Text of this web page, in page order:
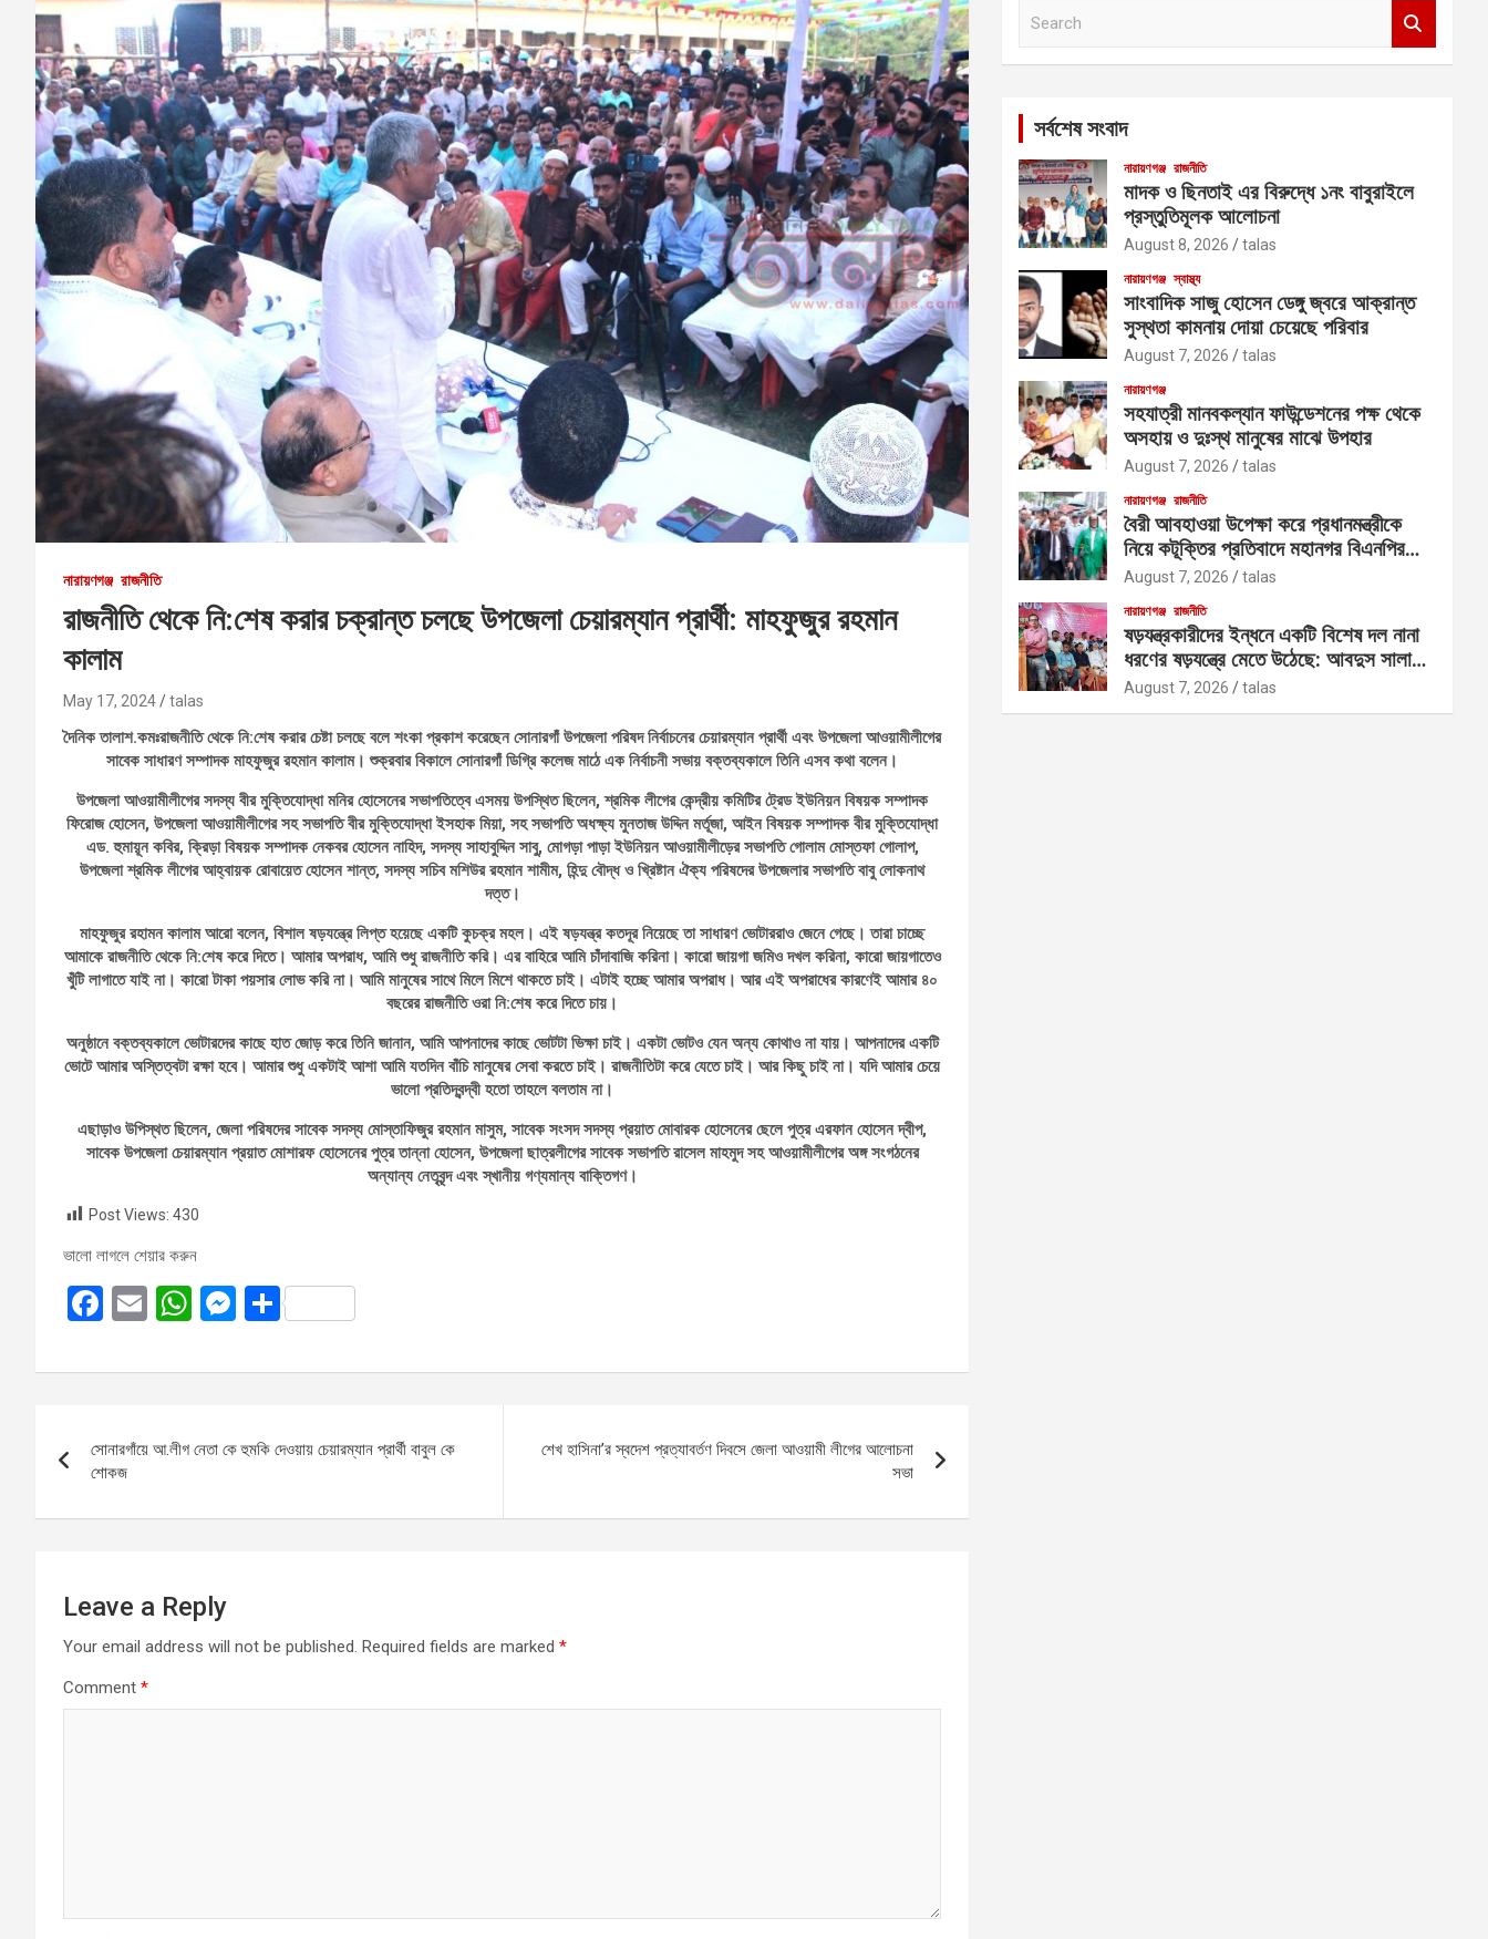
নারায়ণগঞ্জ রাজনীতি
রাজনীতি থেকে নি:শেষ করার চক্রান্ত চলছে উপজেলা চেয়ারম্যান প্রার্থী: মাহফুজুর রহমান
কালাম
May 17, 2024 talas
দৈনিক তালাশ.কমঃরাজনীতি থেকে নি:শেষ করার চেষ্টা চলছে বলে শংকা প্রকাশ করেছেন সোনারগাঁ উপজেলা পরিষদ নির্বাচনের চেয়ারম্যান প্রার্থী এবং উপজেলা আওয়ামীলীগের
সাবেক সাধারণ সম্পাদক মাহফুজুর রহমান কালাম। শুক্রবার বিকালে সোনারগাঁ ডিগ্রি কলেজ মাঠে এক নির্বাচনী সভায় বক্তব্যকালে তিনি এসব কথা বলেন।
উপজেলা আওয়ামীলীগের সদস্য বীর মুক্তিযোদ্ধা মনির হোসেনের সভাপতিত্বে এসময় উপস্থিত ছিলেন, শ্রমিক লীগের কেন্দ্রীয় কমিটির ট্রেড ইউনিয়ন বিষয়ক সম্পাদক
ফিরোজ হোসেন, উপজেলা আওয়ামীলীগের সহ সভাপতি বীর মুক্তিযোদ্ধা ইসহাক মিয়া, সহ সভাপতি অধক্ষ্য মুনতাজ উদ্দিন মর্তূজা, আইন বিষয়ক সম্পাদক বীর মুক্তিযোদ্ধা
এড. হুমায়ূন কবির, ক্রিড়া বিষয়ক সম্পাদক নেকবর হোসেন নাহিদ, সদস্য সাহাবুদ্দিন সাবু, মোগড়া পাড়া ইউনিয়ন আওয়ামীলীড়ের সভাপতি গোলাম মোস্তফা গোলাপ,
উপজেলা শ্রমিক লীগের আহ্বায়ক রোবায়েত হোসেন শান্ত, সদস্য সচিব মশিউর রহমান শামীম, হিন্দু বৌদ্ধ ও খ্রিষ্টান ঐক্য পরিষদের উপজেলার সভাপতি বাবু লোকনাথ
দত্ত।
মাহফুজুর রহামন কালাম আরো বলেন, বিশাল ষড়যন্ত্রে লিপ্ত হয়েছে একটি কুচক্র মহল। এই ষড়যন্ত্র কতদূর নিয়েছে তা সাধারণ ভোটাররাও জেনে গেছে। তারা চাচ্ছে
আমাকে রাজনীতি থেকে নি:শেষ করে দিতে। আমার অপরাধ, আমি শুধু রাজনীতি করি। এর বাহিরে আমি চাঁদাবাজি করিনা। কারো জায়গা জমিও দখল করিনা, কারো জায়গাতেও
খুঁটি লাগাতে যাই না। কারো টাকা পয়সার লোভ করি না। আমি মানুষের সাথে মিলে মিশে থাকতে চাই। এটাই হচ্ছে আমার অপরাধ। আর এই অপরাধের কারণেই আমার ৪০
বছরের রাজনীতি ওরা নি:শেষ করে দিতে চায়।
অনুষ্ঠানে বক্তব্যকালে ভোটারদের কাছে হাত জোড় করে তিনি জানান, আমি আপনাদের কাছে ভোটটা ভিক্ষা চাই। একটা ভোটও যেন অন্য কোথাও না যায়। আপনাদের একটি
ভোটে আমার অস্তিত্বটা রক্ষা হবে। আমার শুধু একটাই আশা আমি যতদিন বাঁচি মানুষের সেবা করতে চাই। রাজনীতিটা করে যেতে চাই। আর কিছু চাই না। যদি আমার চেয়ে
ভালো প্রতিদ্বন্দ্বী হতো তাহলে বলতাম না।
এছাড়াও উপিস্থত ছিলেন, জেলা পরিষদের সাবেক সদস্য মোস্তাফিজুর রহমান মাসুম, সাবেক সংসদ সদস্য প্রয়াত মোবারক হোসেনের ছেলে পুত্র এরফান হোসেন দ্বীপ,
সাবেক উপজেলা চেয়ারম্যান প্রয়াত মোশারফ হোসেনের পুত্র তান্না হোসেন, উপজেলা ছাত্রলীগের সাবেক সভাপতি রাসেল মাহমুদ সহ আওয়ামীলীগের অঙ্গ সংগঠনের
অন্যান্য নেতৃবৃন্দ এবং স্খানীয় গণ্যমান্য বাক্তিগণ।
Post Views: 430
ভালো লাগলে শেয়ার করুন
F
ce
o
o
k
E
ail
W
at
A
p
M
se
g
S
ar
navigation
সোনারগাঁয়ে আ.লীগ নেতা কে হুমকি দেওয়ায় চেয়ারম্যান প্রার্থী বাবুল কে
শোকজ
শেখ হাসিনা’র স্বদেশ প্রত্যাবর্তণ দিবসে জেলা আওয়ামী লীগের আলোচনা
সভা
Leave a Reply
Your email address will not be published. Required fields are marked *
Comment *
সর্বশেষ সংবাদ
নারায়ণগঞ্জ রাজনীতি
মাদক ও ছিনতাই এর বিরুদ্ধে ১নং বাবুরাইলে
প্রস্তুতিমূলক আলোচনা
August 8, 2026 talas
নারায়ণগঞ্জ স্বাস্থ্য
সাংবাদিক সাজু হোসেন ডেঙ্গু জ্বরে আক্রান্ত
সুস্থতা কামনায় দোয়া চেয়েছে পরিবার
August 7, 2026 talas
নারায়ণগঞ্জ
সহযাত্রী মানবকল্যান ফাউন্ডেশনের পক্ষ থেকে
অসহায় ও দুঃস্থ মানুষের মাঝে উপহার
August 7, 2026 talas
নারায়ণগঞ্জ রাজনীতি
বৈরী আবহাওয়া উপেক্ষা করে প্রধানমন্ত্রীকে
নিয়ে কটূক্তির প্রতিবাদে মহানগর বিএনপির
বিক্ষোভ
August 7, 2026 talas
নারায়ণগঞ্জ রাজনীতি
ষড়যন্ত্রকারীদের ইন্ধনে একটি বিশেষ দল নানা
ধরণের ষড়যন্ত্রে মেতে উঠেছে: আবদুস সালাম
আজাদ
August 7, 2026 talas